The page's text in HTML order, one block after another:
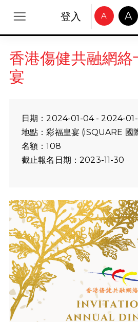
登入 A A
香港傷健共融網
宴
日期：2024-01-04 - 2024-
地點：彩福皇宴 (iSQUARE 國
名額：108
截止報名日期：2023-11-30